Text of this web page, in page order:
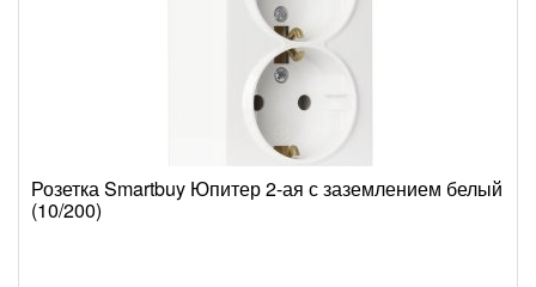
Розетка Smartbuy Юпитер 2-ая с заземлением белый
(10/200)